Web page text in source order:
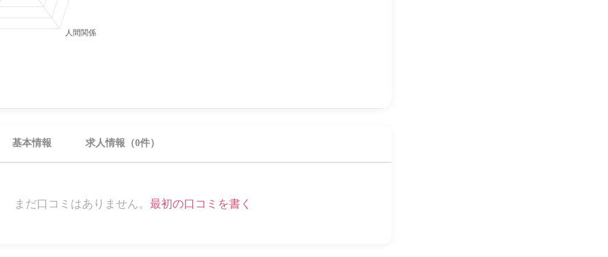
人間関係
基本情報 求人情報（0件）
まだ口コミはありません。 最初の口コミを書く